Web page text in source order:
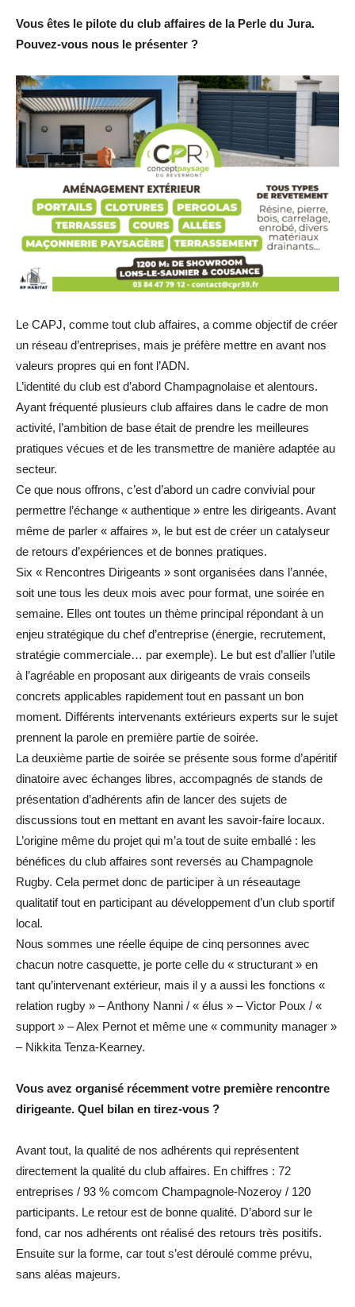
Vous êtes le pilote du club affaires de la Perle du Jura.
Pouvez-vous nous le présenter ?
Le CAPJ, comme tout club affaires, a comme objectif de créer
un réseau d’entreprises, mais je préfère mettre en avant nos
valeurs propres qui en font l’ADN.
L’identité du club est d’abord Champagnolaise et alentours.
Ayant fréquenté plusieurs club affaires dans le cadre de mon
activité, l’ambition de base était de prendre les meilleures
pratiques vécues et de les transmettre de manière adaptée au
secteur.
Ce que nous offrons, c’est d’abord un cadre convivial pour
permettre l’échange « authentique » entre les dirigeants. Avant
même de parler « affaires », le but est de créer un catalyseur
de retours d’expériences et de bonnes pratiques.
Six « Rencontres Dirigeants » sont organisées dans l’année,
soit une tous les deux mois avec pour format, une soirée en
semaine. Elles ont toutes un thème principal répondant à un
enjeu stratégique du chef d’entreprise (énergie, recrutement,
stratégie commerciale… par exemple). Le but est d’allier l’utile
à l’agréable en proposant aux dirigeants de vrais conseils
concrets applicables rapidement tout en passant un bon
moment. Différents intervenants extérieurs experts sur le sujet
prennent la parole en première partie de soirée.
La deuxième partie de soirée se présente sous forme d’apéritif
dinatoire avec échanges libres, accompagnés de stands de
présentation d’adhérents afin de lancer des sujets de
discussions tout en mettant en avant les savoir-faire locaux.
L’origine même du projet qui m’a tout de suite emballé : les
bénéfices du club affaires sont reversés au Champagnole
Rugby. Cela permet donc de participer à un réseautage
qualitatif tout en participant au développement d’un club sportif
local.
Nous sommes une réelle équipe de cinq personnes avec
chacun notre casquette, je porte celle du « structurant » en
tant qu’intervenant extérieur, mais il y a aussi les fonctions «
relation rugby » – Anthony Nanni / « élus » – Victor Poux / «
support » – Alex Pernot et même une « community manager »
– Nikkita Tenza-Kearney.
Vous avez organisé récemment votre première rencontre
dirigeante. Quel bilan en tirez-vous ?
Avant tout, la qualité de nos adhérents qui représentent
directement la qualité du club affaires. En chiffres : 72
entreprises / 93 % comcom Champagnole-Nozeroy / 120
participants. Le retour est de bonne qualité. D’abord sur le
fond, car nos adhérents ont réalisé des retours très positifs.
Ensuite sur la forme, car tout s’est déroulé comme prévu,
sans aléas majeurs.